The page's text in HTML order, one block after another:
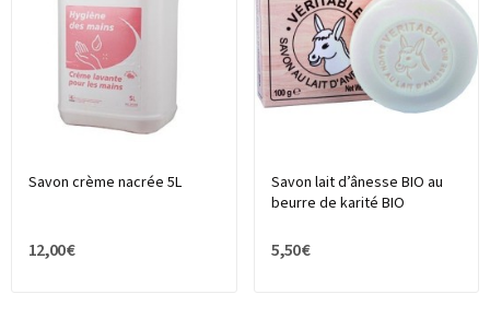
Savon crème nacrée 5L
12,00 €
Savon lait d’ânesse BIO au
beurre de karité BIO
5,50 €